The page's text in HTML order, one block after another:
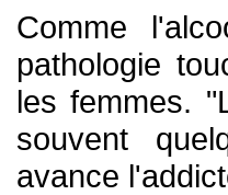
Comme
pathologie
les femmes.
souvent
avance